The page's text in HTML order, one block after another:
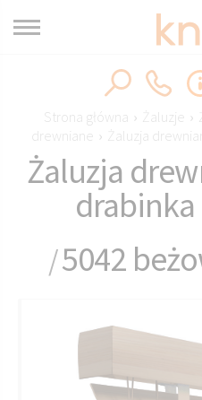
Strona główna › Żaluzje ›
drewniane
› Żaluzja
Żaluzja
/5042